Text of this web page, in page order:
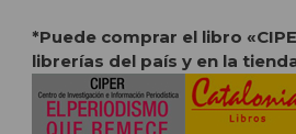
*Puede comprar el libro
librerías del país y en la